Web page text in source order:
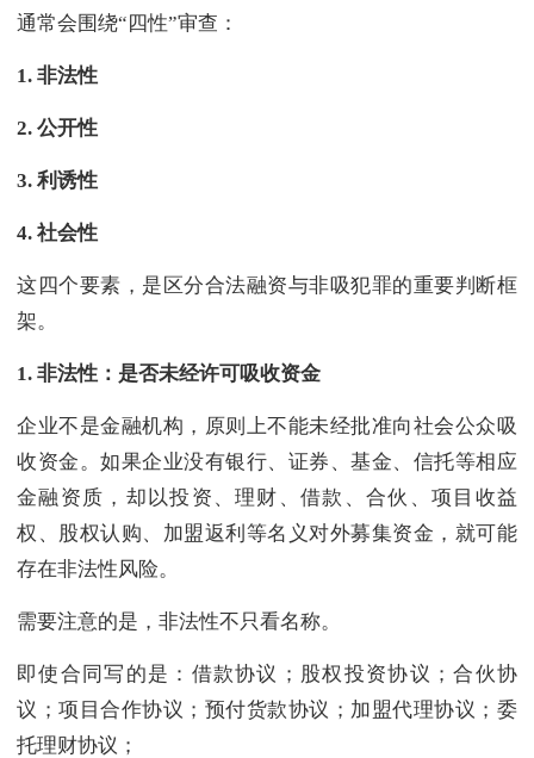
通常会围绕“四性”审查：
1. 非法性
2. 公开性
3. 利诱性
4. 社会性
这四个要素，是区分合法融资与非吸犯罪的重要判断框
架。
1. 非法性：是否未经许可吸收资金
企业不是金融机构，原则上不能未经批准向社会公众吸
收资金。如果企业没有银行、证券、基金、信托等相应
金融资质，却以投资、理财、借款、合伙、项目收益
权、股权认购、加盟返利等名义对外募集资金，就可能
存在非法性风险。
需要注意的是，非法性不只看名称。
即使合同写的是：借款协议；股权投资协议；合伙协
议；项目合作协议；预付货款协议；加盟代理协议；委
托理财协议；